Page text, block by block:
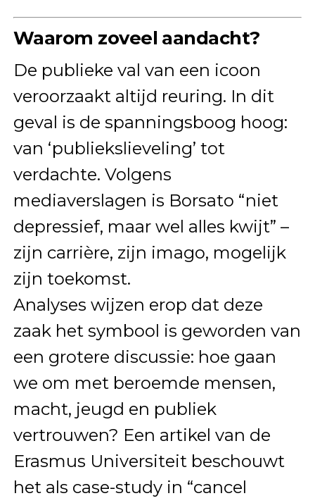
Waarom zoveel aandacht?
De publieke val van een icoon
veroorzaakt altijd reuring. In dit
geval is de spanningsboog hoog:
van ‘publiekslieveling’ tot
verdachte. Volgens
mediaverslagen is Borsato “niet
depressief, maar wel alles kwijt” –
zijn carrière, zijn imago, mogelijk
zijn toekomst.
Analyses wijzen erop dat deze
zaak het symbool is geworden van
een grotere discussie: hoe gaan
we om met beroemde mensen,
macht, jeugd en publiek
vertrouwen? Een artikel van de
Erasmus Universiteit beschouwt
het als case-study in “cancel